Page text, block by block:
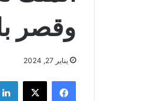
وقصر
يناير 27, 2024
فيسبوك ‫X